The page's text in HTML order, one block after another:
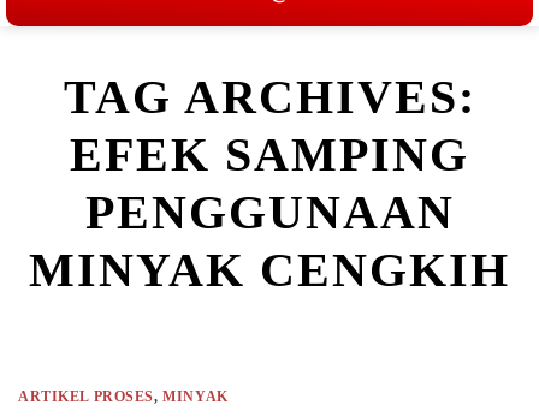
TAG ARCHIVES:
EFEK SAMPING
PENGGUNAAN
MINYAK CENGKIH
ARTIKEL PROSES,MINYAK